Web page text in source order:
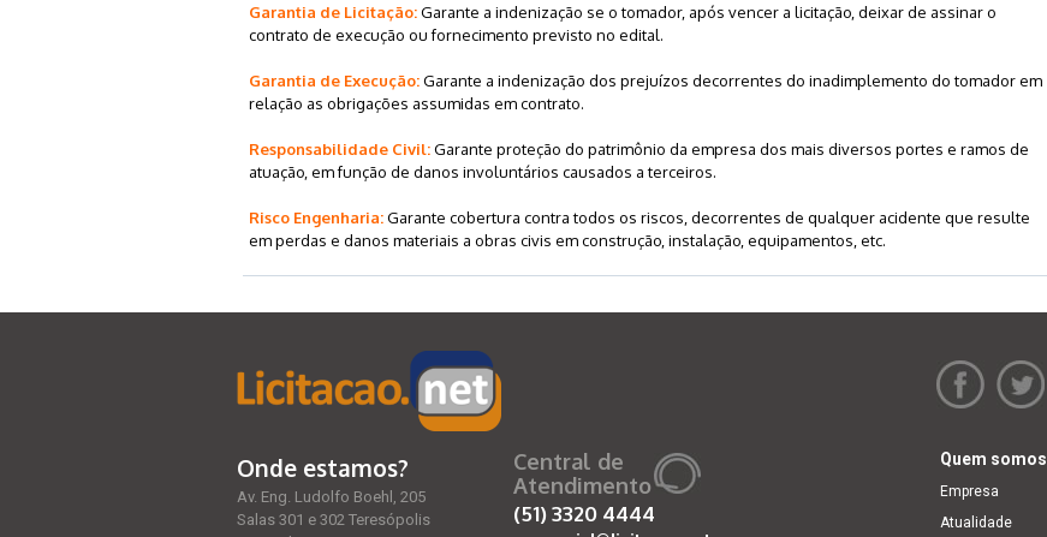
Garantia de Licitação:Garante a indenização se o tomador, após vencer a licitação, deixar de assinar o
contrato de execução ou fornecimento previsto no edital.
Garantia de Execução:Garante a indenização dos prejuízos decorrentes do inadimplemento do tomador em
relação as obrigações assumidas em contrato.
Responsabilidade Civil:Garante proteção do patrimônio da empresa dos mais diversos portes e ramos de
atuação, em função de danos involuntários causados a terceiros.
Risco Engenharia:Garante cobertura contra todos os riscos, decorrentes de qualquer acidente que resulte
em perdas e danos materiais a obras civis em construção, instalação, equipamentos, etc.
Onde estamos?
Av. Eng. Ludolfo Boehl, 205
Salas 301 e 302 Teresópolis
Central de
Atendimento
(51)3320 4444
Quem somos
Empresa
Atualidade